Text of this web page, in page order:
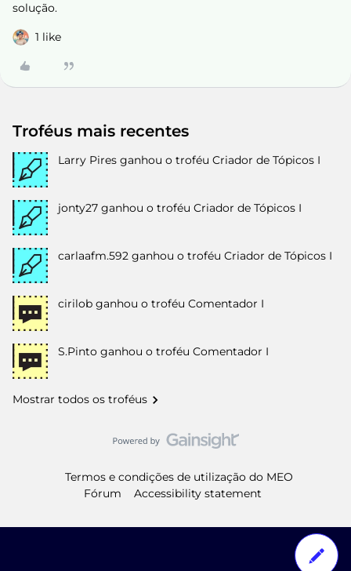
solução.
1 like
Troféus mais recentes
Larry Pires ganhou o troféu Criador de Tópicos I
jonty27 ganhou o troféu Criador de Tópicos I
carlaafm.592 ganhou o troféu Criador de Tópicos I
cirilob ganhou o troféu Comentador I
S.Pinto ganhou o troféu Comentador I
Mostrar todos os troféus
Termos e condições de utilização do MEO
Fórum
Accessibility statement